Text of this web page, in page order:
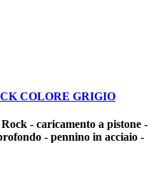
COLORE GRIGIO
- caricamento a pistone -
- pennino in acciaio -